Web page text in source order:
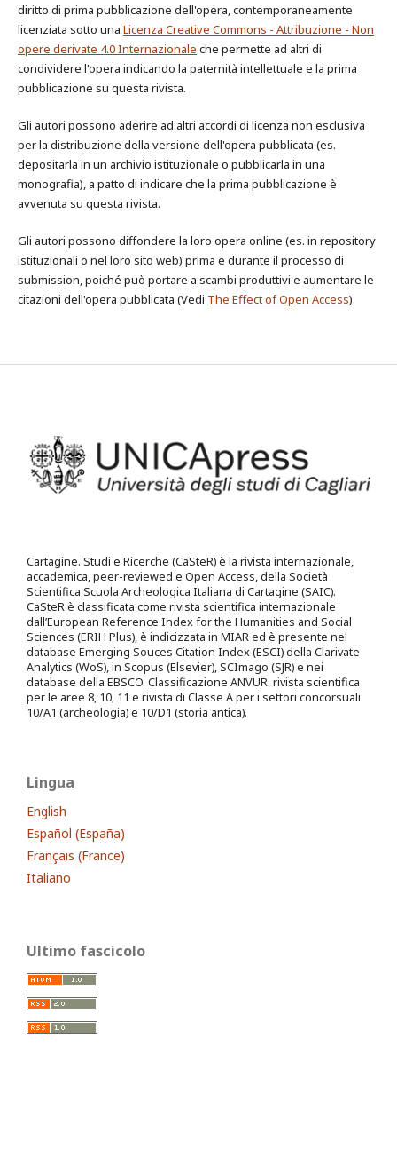
diritto di prima pubblicazione dell'opera, contemporaneamente
licenziata sotto una Licenza Creative Commons - Attribuzione - Non
opere derivate 4.0 Internazionale che permette ad altri di
condividere l'opera indicando la paternità intellettuale e la prima
pubblicazione su questa rivista.
Gli autori possono aderire ad altri accordi di licenza non esclusiva
per la distribuzione della versione dell'opera pubblicata (es.
depositarla in un archivio istituzionale o pubblicarla in una
monografia), a patto di indicare che la prima pubblicazione è
avvenuta su questa rivista.
Gli autori possono diffondere la loro opera online (es. in repository
istituzionali o nel loro sito web) prima e durante il processo di
submission, poiché può portare a scambi produttivi e aumentare le
citazioni dell'opera pubblicata (Vedi The Effect of Open Access).
Cartagine. Studi e Ricerche (CaSteR) è la rivista internazionale,
accademica, peer-reviewed e Open Access, della Società
Scientifica Scuola Archeologica Italiana di Cartagine (SAIC).
CaSteR è classificata come rivista scientifica internazionale
dall’European Reference Index for the Humanities and Social
Sciences (ERIH Plus), è indicizzata in MIAR ed è presente nel
database Emerging Souces Citation Index (ESCI) della Clarivate
Analytics (WoS), in Scopus (Elsevier), SCImago (SJR) e nei
database della EBSCO. Classificazione ANVUR: rivista scientifica
per le aree 8, 10, 11 e rivista di Classe A per i settori concorsuali
10/A1 (archeologia) e 10/D1 (storia antica).
Lingua
English
Español (España)
Français (France)
Italiano
Ultimo fascicolo